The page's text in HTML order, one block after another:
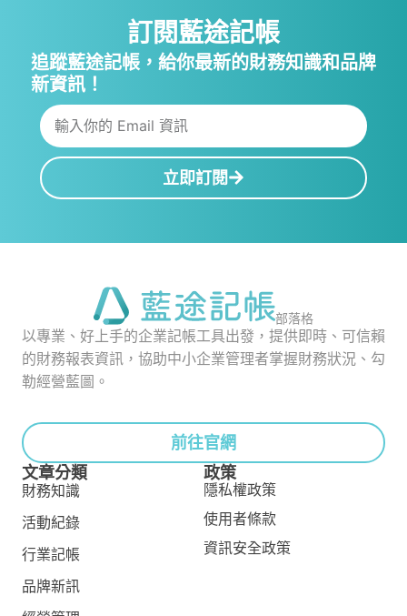
訂閱藍途記帳
追蹤藍途記帳，給你最新的財務知識和品牌
新資訊！
立即訂閱
部落格
以專業、好上手的企業記帳工具出發，提供即時、可信賴
的財務報表資訊，協助中小企業管理者掌握財務狀況、勾
勒經營藍圖。
前往官網
文章分類
財務知識
活動紀錄
行業記帳
品牌新訊
政策
隱私權政策
使用者條款
資訊安全政策